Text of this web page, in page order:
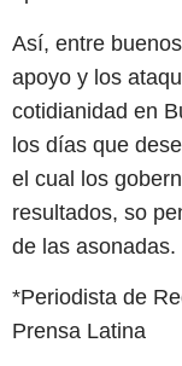
Así, entre
apoyo y los
cotidianidad en
los días que
el cual los
resultados, so
de las asonadas.
*Periodista de
Prensa Latina